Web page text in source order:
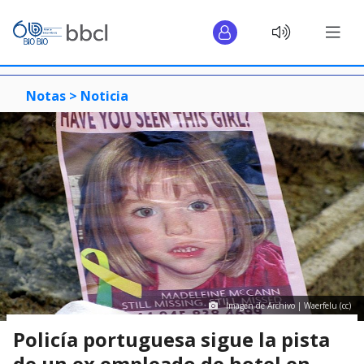
Notas > Noticia
Imagen de Archivo | Waerfelu (cc)
Policía portuguesa sigue la pista